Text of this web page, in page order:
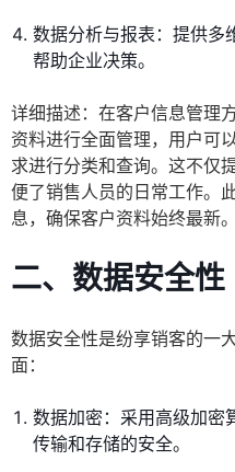
数据分析与报表：提供多
帮助企业决策。
详细描述：在客户信息管理
资料进行全面管理，用户可
求进行分类和查询。这不仅
便了销售人员的日常工作。
息，确保客户资料始终最新。
二、数据安全性
数据安全性是纷享销客的一
面：
数据加密：采用高级加密
传输和存储的安全。